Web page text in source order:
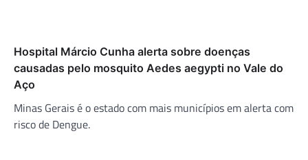
Hospital Márcio Cunha alerta sobre doenças
causadas pelo mosquito Aedes aegypti no Vale do
Aço
Minas Gerais é o estado com mais municípios em alerta com
risco de Dengue.